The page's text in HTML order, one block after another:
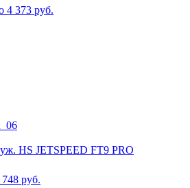
4 373 руб.
HS JETSPEED FT9 PRO
748 руб.